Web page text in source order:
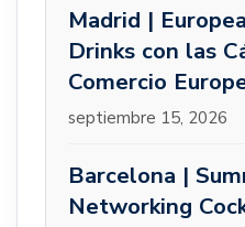
Madrid |
Drinks con las
Comercio
septiembre 15, 2026
Barcelona |
Networking